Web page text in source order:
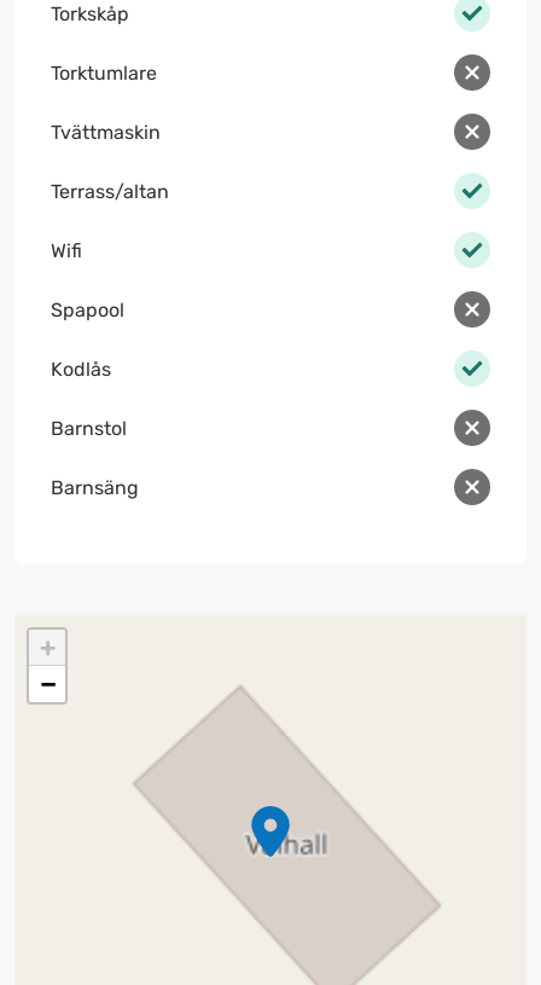
Torkskåp
Torktumlare
Tvättmaskin
Terrass/altan
Wifi
Spapool
Kodlås
Barnstol
Barnsäng
+
−